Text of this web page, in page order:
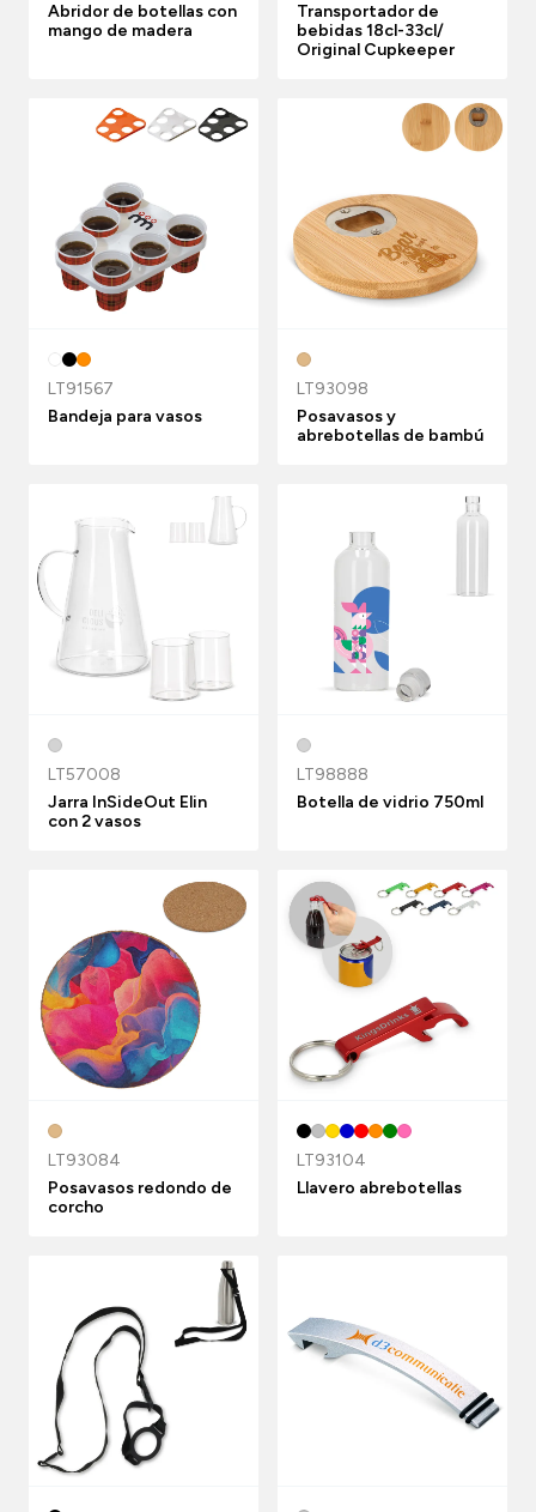
Abridor de botellas con
mango de madera
Transportador de
bebidas 18cl-33cl/
Original Cupkeeper
LT91567
Bandeja para vasos
LT93098
Posavasos y
abrebotellas de bambú
LT57008
Jarra InSideOut Elin
con 2 vasos
LT98888
Botella de vidrio 750ml
LT93084
Posavasos redondo de
corcho
LT93104
Llavero abrebotellas